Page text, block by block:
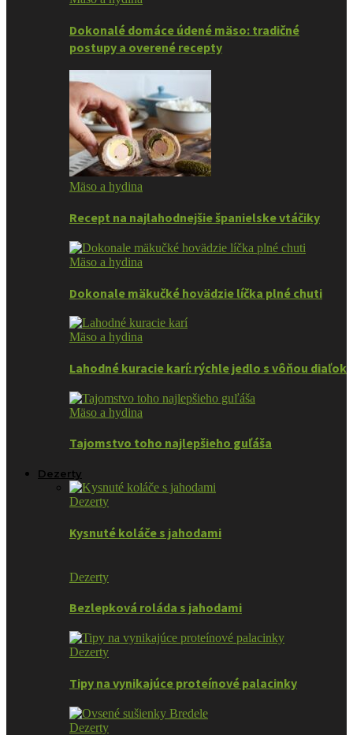
Dokonalé domáce údené mäso: tradičné
postupy a overené recepty
Mäso a hydina
Recept na najlahodnejšie španielske vtáčiky
Mäso a hydina
Dokonale mäkučké hovädzie líčka plné chuti
Mäso a hydina
Lahodné kuracie karí: rýchle jedlo s vôňou diaľok
Mäso a hydina
Tajomstvo toho najlepšieho guľáša
Dezerty
Dezerty
Kysnuté koláče s jahodami
Dezerty
Bezlepková roláda s jahodami
Dezerty
Tipy na vynikajúce proteínové palacinky
Dezerty